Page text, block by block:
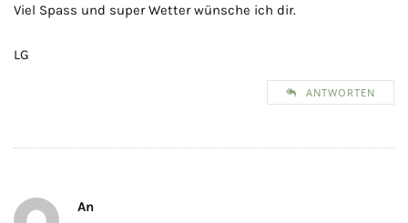
Viel Spass und super Wetter wünsche ich dir.
LG
ANTWORTEN
An